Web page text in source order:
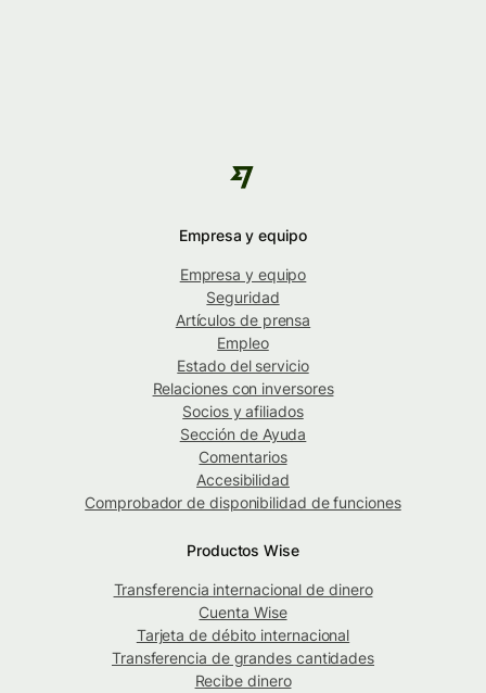
Empresa y equipo
Empresa y equipo
Seguridad
Artículos de prensa
Empleo
Estado del servicio
Relaciones con inversores
Socios y afiliados
Sección de Ayuda
Comentarios
Accesibilidad
Comprobador de disponibilidad de funciones
Productos Wise
Transferencia internacional de dinero
Cuenta Wise
Tarjeta de débito internacional
Transferencia de grandes cantidades
Recibe dinero